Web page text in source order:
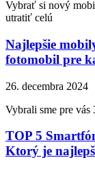
Vybrať si nový
utratiť celú
Najlepšie
fotomobil pre
26. decembra 2024
Vybrali sme pre
TOP 5
Ktorý je